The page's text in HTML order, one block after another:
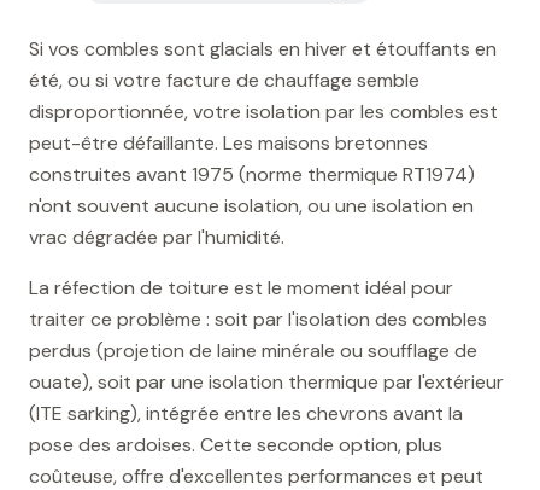
Si vos combles sont glacials en hiver et étouffants en
été, ou si votre facture de chauffage semble
disproportionnée, votre isolation par les combles est
peut-être défaillante. Les maisons bretonnes
construites avant 1975 (norme thermique RT1974)
n'ont souvent aucune isolation, ou une isolation en
vrac dégradée par l'humidité.
La réfection de toiture est le moment idéal pour
traiter ce problème : soit par l'isolation des combles
perdus (projetion de laine minérale ou soufflage de
ouate), soit par une isolation thermique par l'extérieur
(ITE sarking), intégrée entre les chevrons avant la
pose des ardoises. Cette seconde option, plus
coûteuse, offre d'excellentes performances et peut